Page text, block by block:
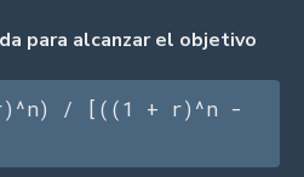
para alcanzar el objetivo
/ [((1 + r)^n -